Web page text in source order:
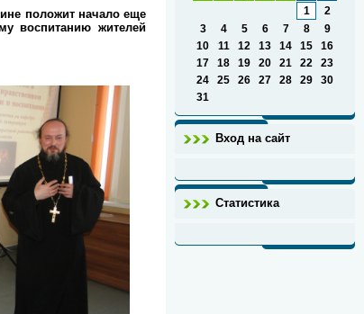
положит начало еще
воспитанию жителей
1
2
3
4 5 6 7 8
9
10
11 12 13 14 15
16
17
18 19 20 21 22
23
24
25 26 27 28 29
30
31
Вход на сайт
Статистика